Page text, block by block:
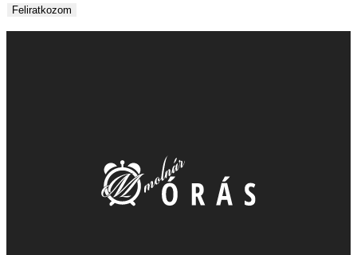
Feliratkozom